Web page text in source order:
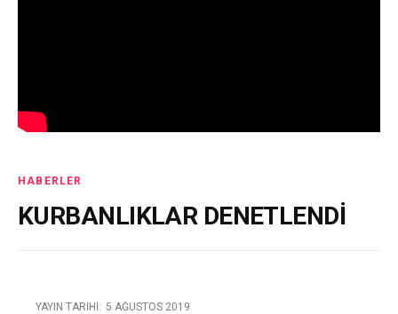
HABERLER
KURBANLIKLAR DENETLENDİ
YAYIN TARIHI: 5 AĞUSTOS 2019